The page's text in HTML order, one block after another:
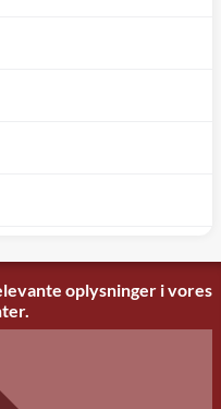
oplysninger i vores